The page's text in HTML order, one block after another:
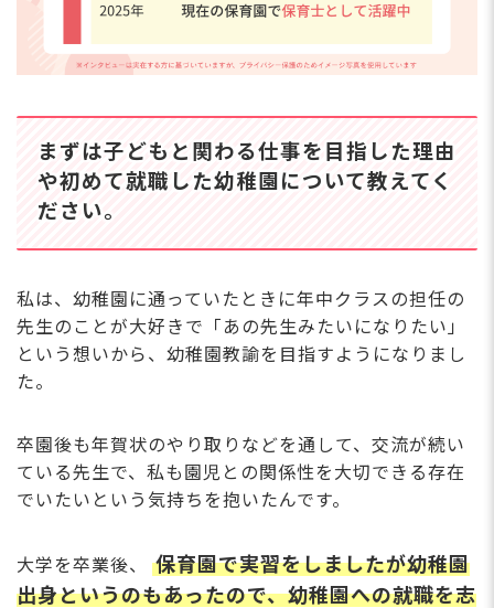
ですか？挑戦したいことがあれば、教えてください。
最後に転職を悩んでいる求職者に向けて、一言メ
ッセージをお願いいたします。
まずは子どもと関わる仕事を目指した理由
や初めて就職した幼稚園について教えてく
ださい。
私は、幼稚園に通っていたときに年中クラスの担任の
先生のことが大好きで「あの先生みたいになりたい」
という想いから、幼稚園教諭を目指すようになりまし
た。
卒園後も年賀状のやり取りなどを通して、交流が続い
ている先生で、私も園児との関係性を大切できる存在
でいたいという気持ちを抱いたんです。
大学を卒業後、
保育園で実習をしましたが幼稚園
出身というのもあったので、幼稚園への就職を志